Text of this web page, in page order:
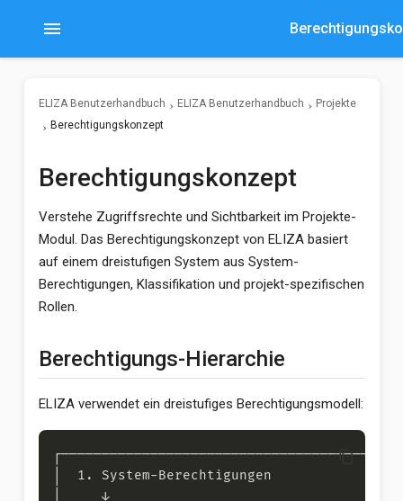
menu
ELIZA Benutzerhandbuch ELIZA Benutzerhandbuch
Projekte
Berechtigungskonzept
Berechtigungskonzept
Verstehe Zugriffsrechte und Sichtbarkeit im Projekte-
Modul. Das Berechtigungskonzept von ELIZA basiert
auf einem dreistufigen System aus System-
Berechtigungen, Klassifikation und projekt-spezifischen
Rollen.
Berechtigungs-Hierarchie
ELIZA verwendet ein dreistufiges Berechtigungsmodell:
content_copy